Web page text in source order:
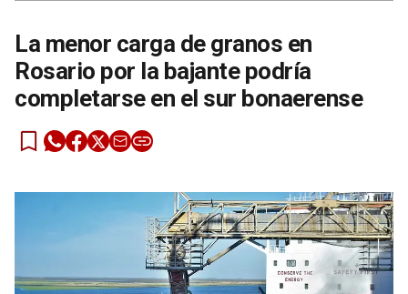
La menor carga de granos en
Rosario por la bajante podría
completarse en el sur bonaerense